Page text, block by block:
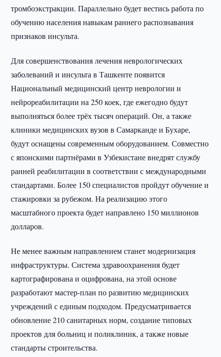
тромбоэкстракции. Параллельно будет вестись работа по
обучению населения навыкам раннего распознавания
признаков инсульта.
Для совершенствования лечения неврологических
заболеваний и инсульта в Ташкенте появится
Национальный медицинский центр неврологии и
нейрореабилитации на 250 коек, где ежегодно будут
выполняться более трёх тысяч операций. Он, а также
клиники медицинских вузов в Самарканде и Бухаре,
будут оснащены современным оборудованием. Совместно
с японскими партнёрами в Узбекистане внедрят службу
ранней реабилитации в соответствии с международными
стандартами. Более 150 специалистов пройдут обучение и
стажировки за рубежом. На реализацию этого
масштабного проекта будет направлено 150 миллионов
долларов.
Не менее важным направлением станет модернизация
инфраструктуры. Система здравоохранения будет
картографирована и оцифрована, на этой основе
разработают мастер-план по развитию медицинских
учреждений с единым подходом. Предусматривается
обновление 210 санитарных норм, создание типовых
проектов для больниц и поликлиник, а также новые
стандарты строительства.